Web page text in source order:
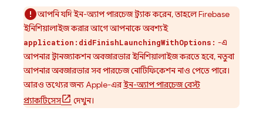
আপনি যদি ইন-অ্যাপ পারচেজ ট্র্যাক করেন, তাহলে Firebase
ইনিশিয়ালাইজ করার আগে আপনাকে অবশ্যই
application:didFinishLaunchingWithOptions: -এ
আপনার ট্রানজ্যাকশন অবজারভার ইনিশিয়ালাইজ করতে হবে, নতুবা
আপনার অবজারভার সব পারচেজ নোটিফিকেশন নাও পেতে পারে।
আরও তথ্যের জন্য Apple-এরইন-অ্যাপ পারচেজ বেস্ট
প্র্যাকটিসেস
দেখুন।